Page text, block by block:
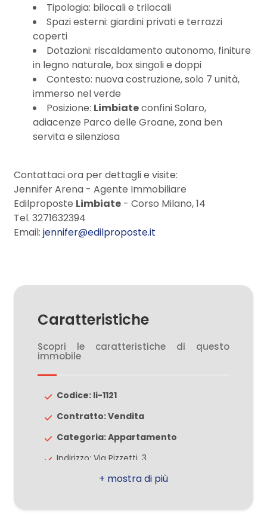
Tipologia: bilocali e trilocali
Spazi esterni: giardini privati e terrazzi
coperti
Dotazioni: riscaldamento autonomo, finiture
in legno naturale, box singoli e doppi
Contesto: nuova costruzione, solo 7 unità,
immerso nel verde
Posizione: Limbiateconfini Solaro,
adiacenze Parco delle Groane, zona ben
servita e silenziosa
Contattaci ora per dettagli e visite:
Jennifer Arena - Agente Immobiliare
Edilproposte Limbiate - Corso Milano, 14
Tel. 3271632394
Email:jennifer@edilproposte.it
Caratteristiche
Scopri le caratteristiche di questo
immobile
Codice: li-1121
Contratto: Vendita
Categoria: Appartamento
Indirizzo: Via Pizzetti, 3
CAP: 20812
5+
minime
Qualsiasi
2